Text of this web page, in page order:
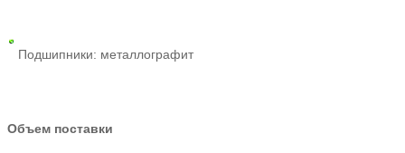
Подшипники: металлографит
Объем поставки